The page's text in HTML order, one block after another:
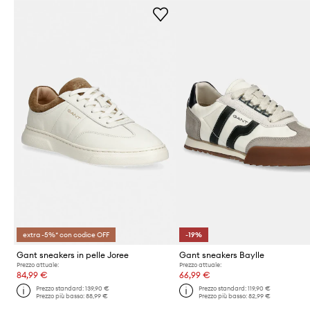
extra -5%* con codice OFF
Gant sneakers in pelle Joree
Prezzo attuale:
84,99 €
Prezzo standard:139,90 €
Prezzo più basso:88,99 €
-19%
Gant sneakers Baylle
Prezzo attuale:
66,99 €
Prezzo standard: 119,90 €
Prezzo più basso: 82,99 €